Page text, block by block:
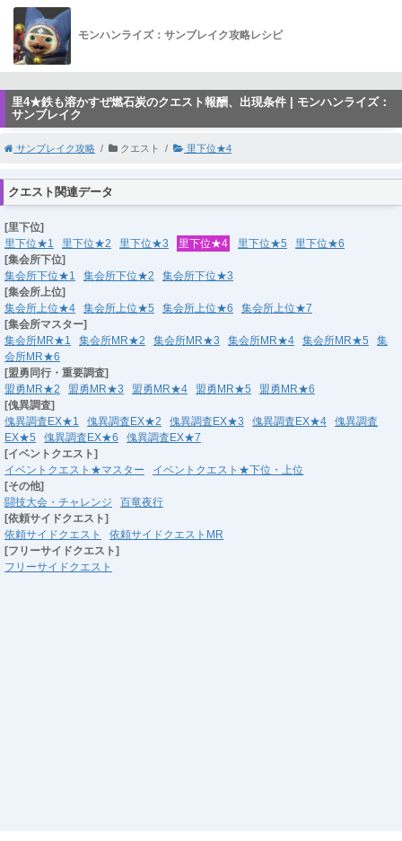
モンハンライズ：サンブレイク攻略レシピ
里4★鉄も溶かすぜ燃石炭のクエスト報酬、出現条件 | モンハンライズ：
サンブレイク
サンブレイク攻略 クエスト 里下位★4
クエスト関連データ
[里下位]
里下位★1
里下位★2 里下位★3 里下位★4 里下位★5
里下位★6
[集会所下位]
集会所下位★1
集会所下位★2
集会所下位★3
[集会所上位]
集会所上位★4
集会所上位★5 集会所上位★6
集会所上位★7
[集会所マスター]
集会所MR★1
集会所MR★2 集会所MR★3 集会所MR★4 集会所MR★5
集
会所MR★6
[盟勇同行・重要調査]
盟勇MR★2
盟勇MR★3 盟勇MR★4 盟勇MR★5
盟勇MR★6
[傀異調査]
傀異調査EX★1
傀異調査EX★2 傀異調査EX★3 傀異調査EX★4
傀異調査
EX★5
傀異調査EX★6
傀異調査EX★7
[イベントクエスト]
イベントクエスト★マスター
イベントクエスト★下位・上位
[その他]
闘技大会・チャレンジ
百竜夜行
[依頼サイドクエスト]
依頼サイドクエスト
依頼サイドクエストMR
[フリーサイドクエスト]
フリーサイドクエスト